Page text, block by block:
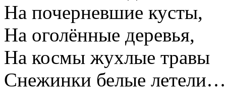
На почерневшие кусты,
На оголённые деревья,
На космы жухлые травы
Снежинки белые летели…